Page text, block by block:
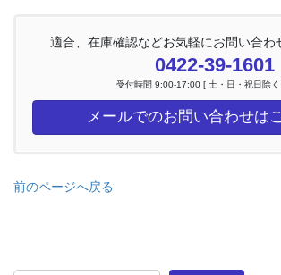
適合、在庫確認などお気軽にお問い合わ
0422-39-1601
受付時間 9:00-17:00 [ 土・日・祝日除く
メールでのお問い合わせは
前のページへ戻る